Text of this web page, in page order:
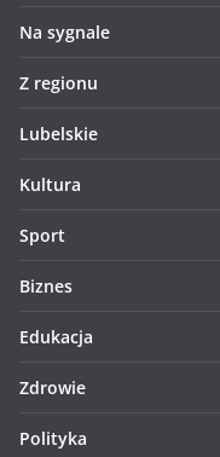
Na sygnale
Z regionu
Lubelskie
Kultura
Sport
Biznes
Edukacja
Zdrowie
Polityka